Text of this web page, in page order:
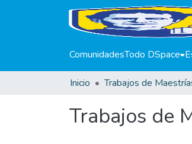
ComunidadesTodo DSpace
Inicio
Trabajos de